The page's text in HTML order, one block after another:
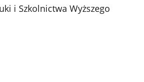
i Szkolnictwa Wyższego